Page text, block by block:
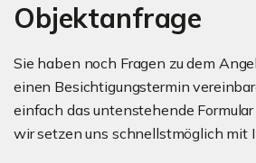
Objektanfrage
Sie haben noch Fragen zu dem
einen Besichtigungstermin
einfach das untenstehende
wir setzen uns schnellstmöglich mit